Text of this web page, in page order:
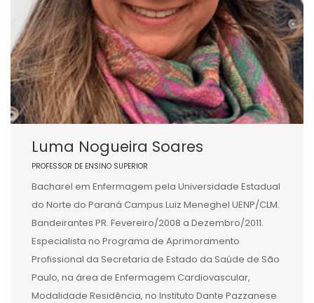
Luma Nogueira Soares
PROFESSOR DE ENSINO SUPERIOR
Bacharel em Enfermagem pela Universidade Estadual
do Norte do Paraná Campus Luiz Meneghel UENP/CLM.
Bandeirantes PR. Fevereiro/2008 a Dezembro/2011.
Especialista no Programa de Aprimoramento
Profissional da Secretaria de Estado da Saúde de São
Paulo, na área de Enfermagem Cardiovascular,
Modalidade Residência, no Instituto Dante Pazzanese